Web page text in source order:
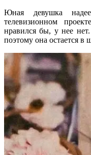
Юная девушка
телевизионном
нравился бы, у нее
поэтому она остается в